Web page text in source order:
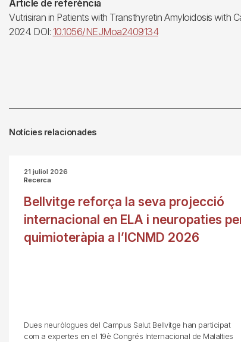
Article de referència
Vutrisiran in Patients with Transthyretin Amyloidosis with
2024. DOI: 10.1056/NEJMoa2409134
Notícies relacionades
21 juliol 2026
Recerca
Bellvitge reforça la seva projecció
internacional en ELA i neuropaties
quimioteràpia a l’ICNMD 2026
Dues neuròlogues del Campus Salut Bellvitge han participat
com a expertes en el 19è Congrés Internacional de Malalties